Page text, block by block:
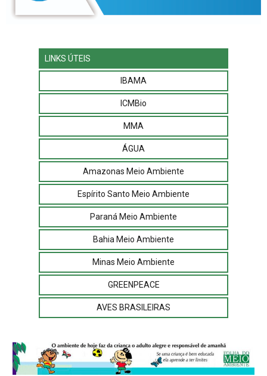
LINKS ÚTEIS
IBAMA
ICMBio
MMA
ÁGUA
Amazonas Meio Ambiente
Espírito Santo Meio Ambiente
Paraná Meio Ambiente
Bahia Meio Ambiente
Minas Meio Ambiente
GREENPEACE
AVES BRASILEIRAS